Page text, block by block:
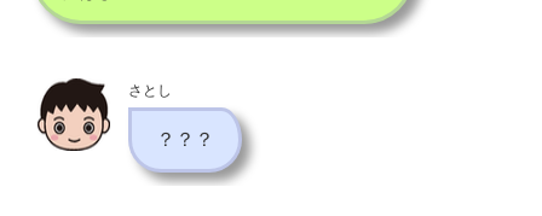
さとし
？？？